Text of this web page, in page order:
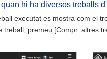
quan hi ha diversos treballs
executat es mostra com el
treball, premeu [Compr. altres